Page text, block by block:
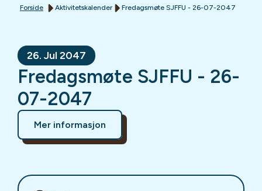
Forside Aktivitetskalender Fredagsmøte SJFFU - 26-07-2047
26. Jul 2047
Fredagsmøte SJFFU - 26-
07-2047
Mer informasjon